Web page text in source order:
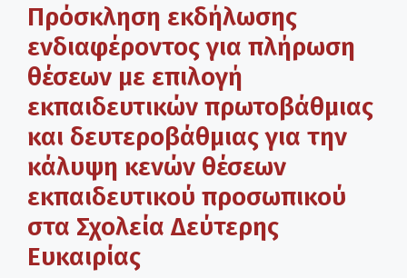
Πρόσκληση εκδήλωσης
ενδιαφέροντος για πλήρωση
θέσεων με επιλογή
εκπαιδευτικών πρωτοβάθμιας
και δευτεροβάθμιας για την
κάλυψη κενών θέσεων
εκπαιδευτικού προσωπικού
στα Σχολεία Δεύτερης
Ευκαιρίας